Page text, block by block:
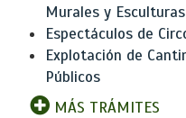
Murales y Esculturas
Espectáculos de
Explotación de
Públicos
MÁS TRÁMITES